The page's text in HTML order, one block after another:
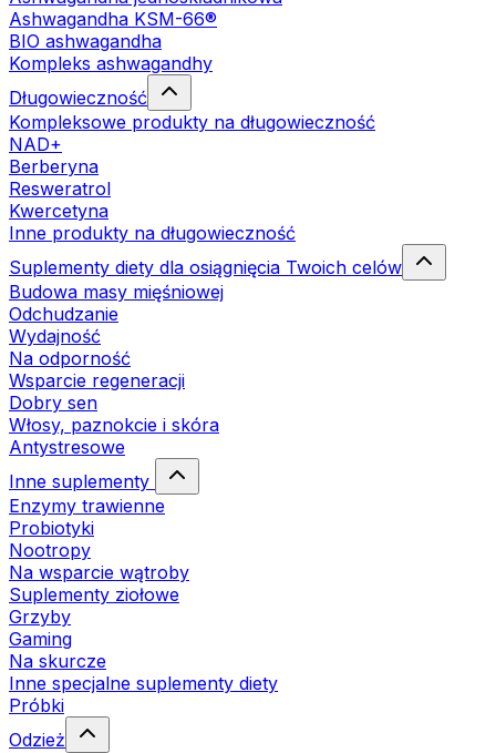
Ashwagandha KSM-66®
BIO ashwagandha
Kompleks ashwagandhy
Długowieczność
Kompleksowe produkty na długowieczność
NAD+
Berberyna
Resweratrol
Kwercetyna
Inne produkty na długowieczność
Suplementy diety dla osiągnięcia Twoich celów
Budowa masy mięśniowej
Odchudzanie
Wydajność
Na odporność
Wsparcie regeneracji
Dobry sen
Włosy, paznokcie i skóra
Antystresowe
Inne suplementy
Enzymy trawienne
Probiotyki
Nootropy
Na wsparcie wątroby
Suplementy ziołowe
Grzyby
Gaming
Na skurcze
Inne specjalne suplementy diety
Próbki
Odzież